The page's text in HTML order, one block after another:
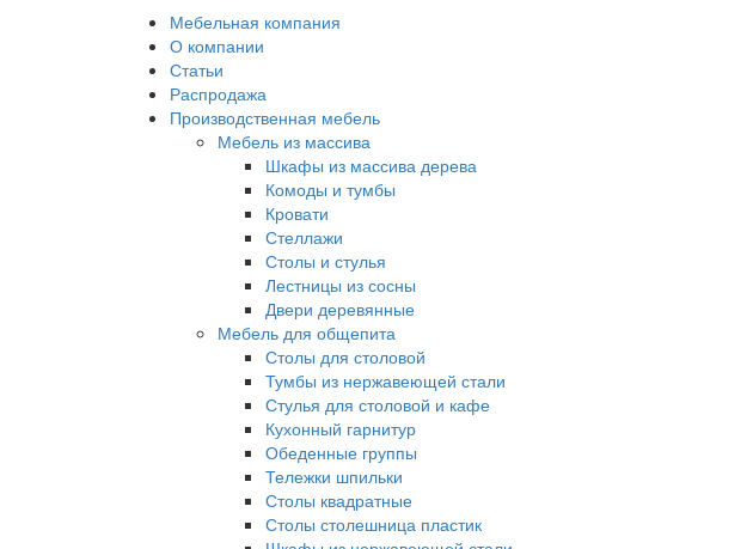
Мебельная компания
О компании
Статьи
Распродажа
Производственная мебель
Мебель из массива
Шкафы из массива дерева
Комоды и тумбы
Кровати
Стеллажи
Столы и стулья
Лестницы из сосны
Двери деревянные
Мебель для общепита
Столы для столовой
Тумбы из нержавеющей стали
Стулья для столовой и кафе
Кухонный гарнитур
Обеденные группы
Тележки шпильки
Столы квадратные
Столы столешница пластик